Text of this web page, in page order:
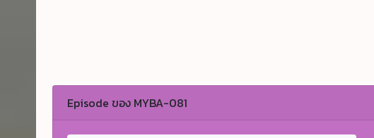
Episode ของ MYBA-081